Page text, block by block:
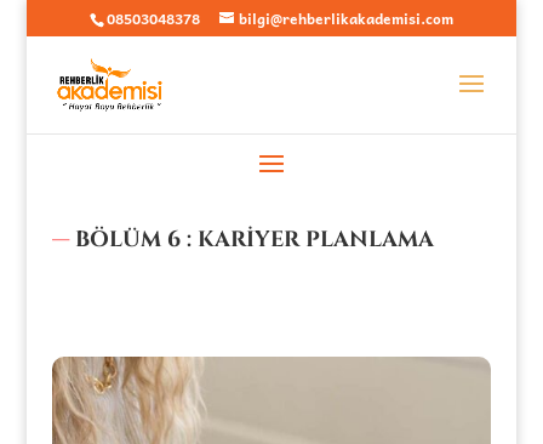
08503048378 bilgi@rehberlikakademisi.com
— BÖLÜM 6 : KARİYER PLANLAMA